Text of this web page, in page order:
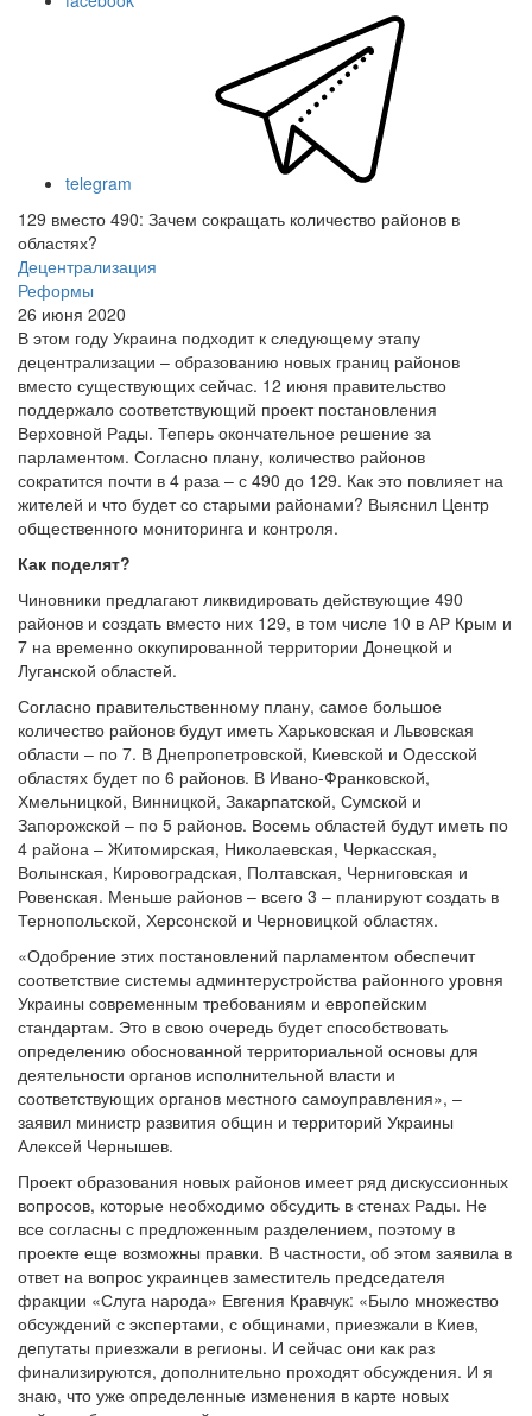
telegram
129 вместо 490: Зачем сокращать количество районов в
областях?
Децентрализация
Реформы
26 июня 2020
В этом году Украина подходит к следующему этапу
децентрализации – образованию новых границ районов
вместо существующих сейчас. 12 июня правительство
поддержало соответствующий проект постановления
Верховной Рады. Теперь окончательное решение за
парламентом. Согласно плану, количество районов
сократится почти в 4 раза – с 490 до 129. Как это повлияет на
жителей и что будет со старыми районами? Выяснил Центр
общественного мониторинга и контроля.
Как поделят?
Чиновники предлагают ликвидировать действующие 490
районов и создать вместо них 129, в том числе 10 в АР Крым и
7 на временно оккупированной территории Донецкой и
Луганской областей.
Согласно правительственному плану, самое большое
количество районов будут иметь Харьковская и Львовская
области – по 7. В Днепропетровской, Киевской и Одесской
областях будет по 6 районов. В Ивано-Франковской,
Хмельницкой, Винницкой, Закарпатской, Сумской и
Запорожской – по 5 районов. Восемь областей будут иметь по
4 района – Житомирская, Николаевская, Черкасская,
Волынская, Кировоградская, Полтавская, Черниговская и
Ровенская. Меньше районов – всего 3 – планируют создать в
Тернопольской, Херсонской и Черновицкой областях.
«Одобрение этих постановлений парламентом обеспечит
соответствие системы админтерустройства районного уровня
Украины современным требованиям и европейским
стандартам. Это в свою очередь будет способствовать
определению обоснованной территориальной основы для
деятельности органов исполнительной власти и
соответствующих органов местного самоуправления», –
заявил министр развития общин и территорий Украины
Алексей Чернышев.
Проект образования новых районов имеет ряд дискуссионных
вопросов, которые необходимо обсудить в стенах Рады. Не
все согласны с предложенным разделением, поэтому в
проекте еще возможны правки. В частности, об этом заявила в
ответ на вопрос украинцев заместитель председателя
фракции «Слуга народа» Евгения Кравчук: «Было множество
обсуждений с экспертами, с общинами, приезжали в Киев,
депутаты приезжали в регионы. И сейчас они как раз
финализируются, дополнительно проходят обсуждения. И я
знаю, что уже определенные изменения в карте новых